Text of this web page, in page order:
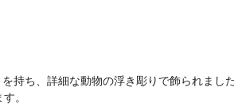
持ち、詳細な動物の浮き彫りで飾られまし
。